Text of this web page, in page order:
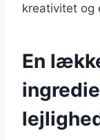
kreativitet og
En